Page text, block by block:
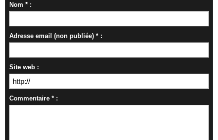
Nom * :
Adresse email (non publiée) * :
Site web :
Commentaire * :